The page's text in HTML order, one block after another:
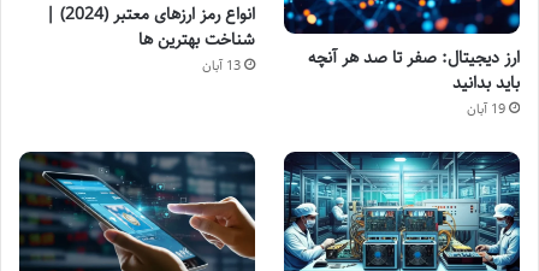
ارز دیجیتال: صفر تا صد هر آنچه
باید بدانید
19 آبان
انواع رمز ارزهای معتبر (2024) |
شناخت بهترین ها
13 آبان